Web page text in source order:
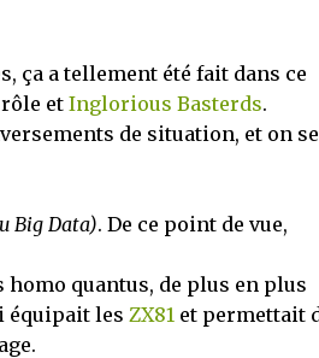
ça a tellement été fait dans ce
et Inglorious Basterds.
de situation, et on se
Big Data). De ce point de vue,
quantus, de plus en plus
équipait les ZX81et permettait